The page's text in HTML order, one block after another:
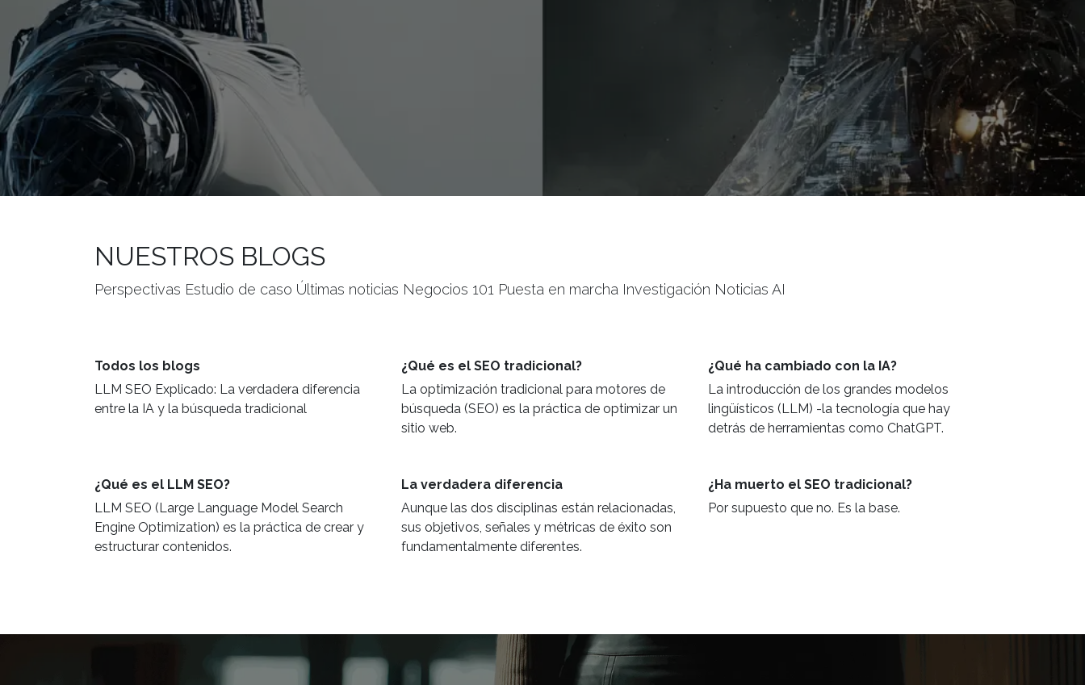
NUESTROS BLOGS
Perspectivas Estudio de caso Últimas noticias Negocios 101 Puesta en marcha Investigación Noticias AI
Todos los blogs
LLM SEO Explicado: La verdadera diferencia
entre la IA y la búsqueda tradicional
¿Qué es el SEO tradicional?
La optimización tradicional para motores de
búsqueda (SEO) es la práctica de optimizar un
sitio web.
¿Qué ha cambiado con la IA?
La introducción de los grandes modelos
lingüísticos (LLM) -la tecnología que hay
detrás de herramientas como ChatGPT.
¿Qué es el LLM SEO?
LLM SEO (Large Language Model Search
Engine Optimization) es la práctica de crear y
estructurar contenidos.
La verdadera diferencia
Aunque las dos disciplinas están relacionadas,
sus objetivos, señales y métricas de éxito son
fundamentalmente diferentes.
¿Ha muerto el SEO tradicional?
Por supuesto que no. Es la base.